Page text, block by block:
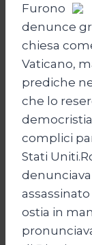
Furono
denunce
chiesa
Vaticano,
prediche
che lo
complici
Stati
ostia in